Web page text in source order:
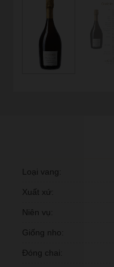
Loại vang:
Xuất xứ:
Niên vụ:
Giống nho:
Đóng chai: